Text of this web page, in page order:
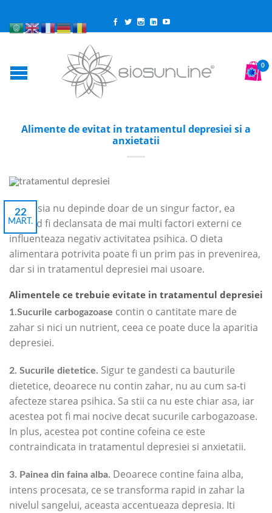
0
Alimente de evitat in tratamentul depresiei si a
anxietatii
22
MART.
Depresia nu depinde doar de un singur factor, ea
putand fi declansata de mai multi factori externi ce
influenteaza negativ activitatea psihica. O dieta
alimentara potrivita poate fi un prim pas in prevenirea,
dar si in tratamentul depresiei mai usoare.
Alimentele ce trebuie evitate in tratamentul depresiei
1.Sucurile carbogazoase contin o cantitate mare de
zahar si nici un nutrient, ceea ce poate duce la aparitia
depresiei.
2. Sucurile dietetice. Sigur te gandesti ca bauturile
dietetice, deoarece nu contin zahar, nu au cum sa-ti
afecteze starea psihica. Sa stii ca nu este chiar asa, iar
acestea pot fi mai nocive decat sucurile carbogazoase.
In plus, acestea pot contine cofeina ce este
contraindicata in tratamentul depresiei si anxietatii.
3. Painea din faina alba. Deoarece contine faina alba,
intens procesata, ce se transforma rapid in zahar la
nivelul sangelui, aceasta accentueaza depresia. Iti